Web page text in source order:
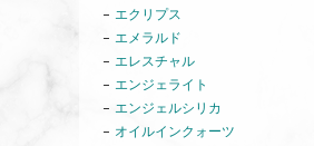
エクリプス
エメラルド
エレスチャル
エンジェライト
エンジェルシリカ
オイルインクォーツ